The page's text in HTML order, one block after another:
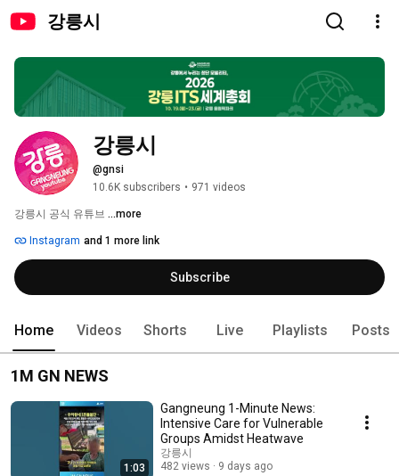
강릉시
강릉시
@gnsi
10.6K subscribers • 971 videos
강릉시 공식 유튜브 ...more
Instagram and 1 more link
Subscribe
Home Videos Shorts Live Playlists Posts
1M GN NEWS
1:03
Gangneung 1-Minute News:
Intensive Care for Vulnerable
Groups Amidst Heatwave
강릉시
482 views
9 days ago